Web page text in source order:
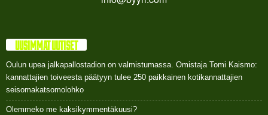
UUSIMMAT UUTISET
Oulun upea jalkapallostadion on valmistumassa. Omistaja Tomi Kaismo:
kannattajien toiveesta päätyyn tulee 250 paikkainen kotikannattajien
seisomakatsomolohko
Olemmeko me kaksikymmentäkuusi?